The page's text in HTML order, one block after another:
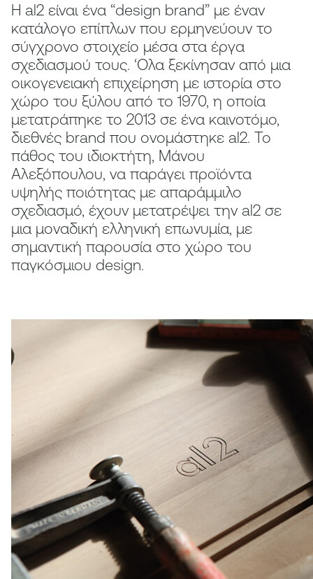
Η al2 είναι ένα “design brand” με έναν
κατάλογο επίπλων που ερμηνεύουν το
σύγχρονο στοιχείο μέσα στα έργα
σχεδιασμού τους. ‘Oλα ξεκίνησαν από μια
οικογενειακή επιχείρηση με ιστορία στο
χώρο του ξύλου από το 1970, η οποία
μετατράπηκε το 2013 σε ένα καινοτόμο,
διεθνές brand που ονομάστηκε al2. Το
πάθος του ιδιοκτήτη, Μάνου
Αλεξόπουλου, να παράγει προϊόντα
υψηλής ποιότητας με απαράμμιλο
σχεδιασμό, έχουν μετατρέψει την al2 σε
μια μοναδική ελληνική επωνυμία, με
σημαντική παρουσία στο χώρο του
παγκόσμιου design.